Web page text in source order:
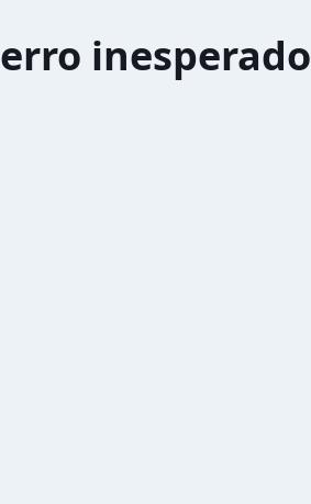
erro inesperado